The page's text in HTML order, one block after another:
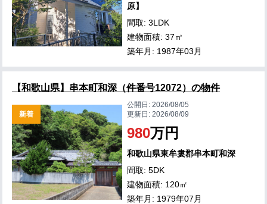
原】
間取: 3LDK
建物面積: 37㎡
築年月: 1987年03月
【和歌山県】串本町和深（件番号12072）の物件
新着
公開日:2026/08/05
更新日:2026/08/09
980万円
和歌山県東牟婁郡串本町和深
間取: 5DK
建物面積: 120㎡
築年月: 1979年07月